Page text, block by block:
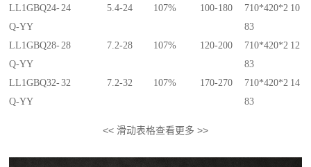
LL1GBQ24-
Q-YY
24 5.4-24 107% 100-180
710*420*2
83
10
LL1GBQ28-
Q-YY
28 7.2-28 107% 120-200
710*420*2
83
12
LL1GBQ32-
Q-YY
32 7.2-32 107% 170-270
710*420*2
83
14
<< 滑动表格查看更多 >>